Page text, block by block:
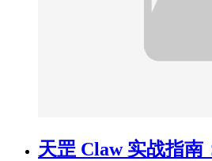
天罡 Claw 实战指南